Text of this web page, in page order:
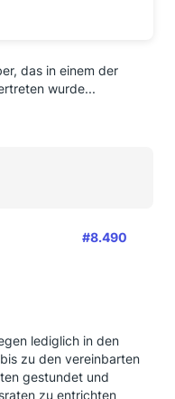
das in einem der
wurde...
#8.490
lediglich in den
zu den vereinbarten
gestundet und
zu entrichten